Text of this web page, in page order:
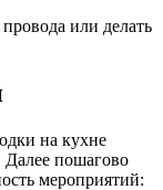
или делать
на кухне
пошагово
мероприятий: